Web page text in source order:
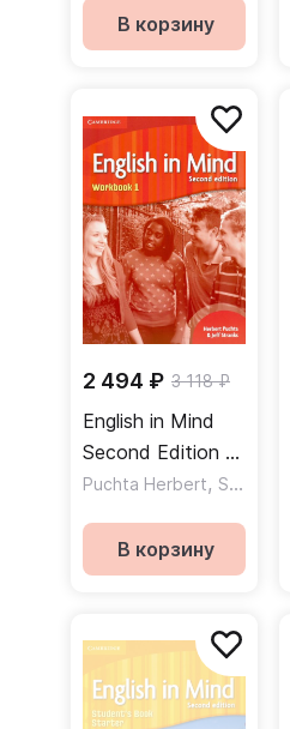
Учебник DVD
В корзину
2 494 ₽ 3 118 ₽
English in Mind
Second Edition 1
Workbook
Puchta Herbert, Stranks Jeff
В корзину